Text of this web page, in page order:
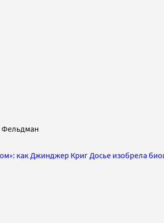
как Джинджер Криг Досье изобрела